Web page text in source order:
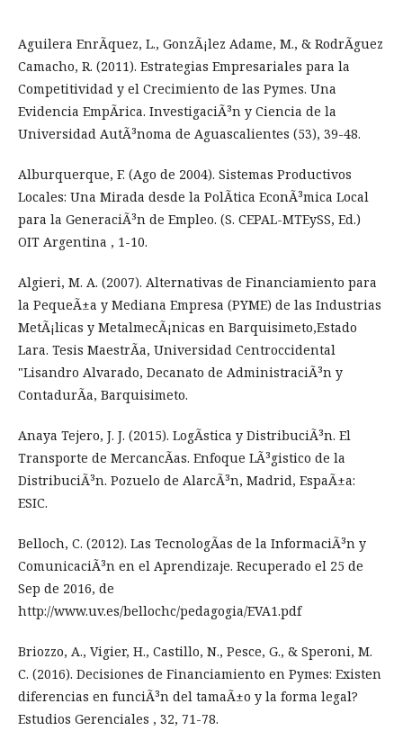
Aguilera EnrÃ­quez, L., GonzÃ¡lez Adame, M., & RodrÃ­guez
Camacho, R. (2011). Estrategias Empresariales para la
Competitividad y el Crecimiento de las Pymes. Una
Evidencia EmpÃ­rica. InvestigaciÃ³n y Ciencia de la
Universidad AutÃ³noma de Aguascalientes (53), 39-48.
Alburquerque, F. (Ago de 2004). Sistemas Productivos
Locales: Una Mirada desde la PolÃ­tica EconÃ³mica Local
para la GeneraciÃ³n de Empleo. (S. CEPAL-MTEySS, Ed.)
OIT Argentina , 1-10.
Algieri, M. A. (2007). Alternativas de Financiamiento para
la PequeÃ±a y Mediana Empresa (PYME) de las Industrias
MetÃ¡licas y MetalmecÃ¡nicas en Barquisimeto,Estado
Lara. Tesis MaestrÃ­a, Universidad Centroccidental
"Lisandro Alvarado, Decanato de AdministraciÃ³n y
ContadurÃ­a, Barquisimeto.
Anaya Tejero, J. J. (2015). LogÃ­stica y DistribuciÃ³n. El
Transporte de MercancÃ­as. Enfoque LÃ³gistico de la
DistribuciÃ³n. Pozuelo de AlarcÃ³n, Madrid, EspaÃ±a:
ESIC.
Belloch, C. (2012). Las TecnologÃ­as de la InformaciÃ³n y
ComunicaciÃ³n en el Aprendizaje. Recuperado el 25 de
Sep de 2016, de
http://www.uv.es/bellochc/pedagogia/EVA1.pdf
Briozzo, A., Vigier, H., Castillo, N., Pesce, G., & Speroni, M.
C. (2016). Decisiones de Financiamiento en Pymes: Existen
diferencias en funciÃ³n del tamaÃ±o y la forma legal?
Estudios Gerenciales , 32, 71-78.